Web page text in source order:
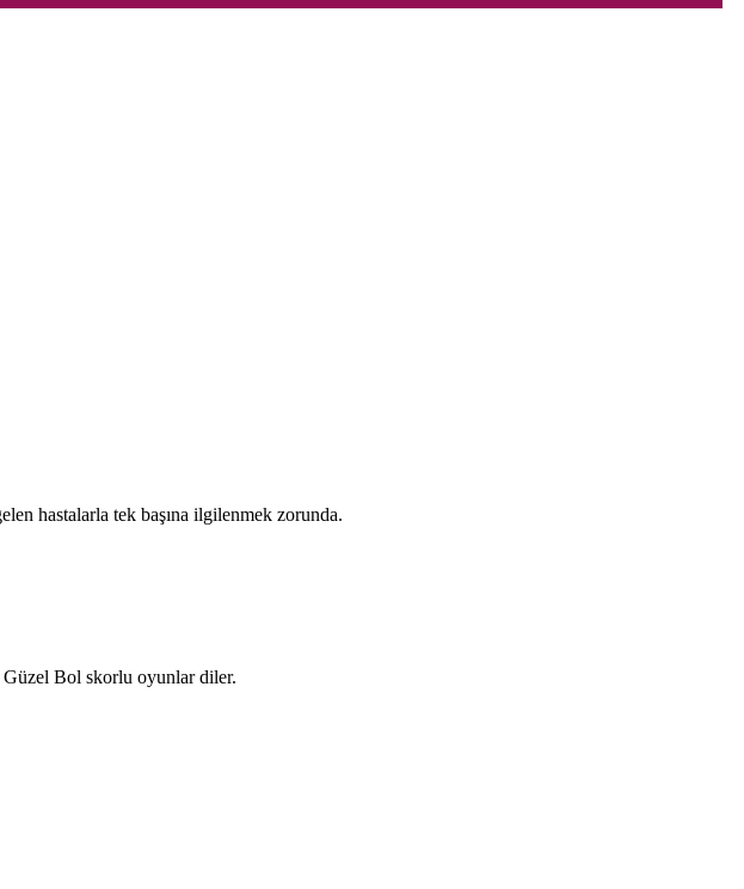
hastalarla tek başına ilgilenmek zorunda.
Bol skorlu oyunlar diler.